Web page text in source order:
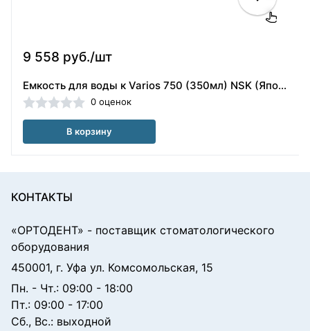
9 558 руб./шт
Емкость для воды к Varios 750 (350мл) NSK (Япония)
0 оценок
В корзину
КОНТАКТЫ
«ОРТОДЕНТ» - поставщик стоматологического
оборудования
450001, г. Уфа ул. Комсомольская, 15
Пн. - Чт.: 09:00 - 18:00
Пт.: 09:00 - 17:00
Сб., Вс.: выходной